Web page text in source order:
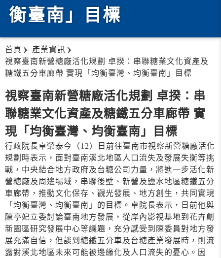
衡臺南」目標
首頁
產業資訊
視察臺南新營糖廠活化規劃 卓揆：串聯糖業文化資產及
糖鐵五分車廊帶 實現「均衡臺灣、均衡臺南」目標
視察臺南新營糖廠活化規劃 卓揆：串
聯糖業文化資產及糖鐵五分車廊帶 實
現「均衡臺灣、均衡臺南」目標
行政院長卓榮泰今（12）日前往臺南市視察新營糖廠活化
規劃時表示，面對臺南溪北地區人口流失及發展失衡等挑
戰，中央結合地方政府及台糖公司力量，將進一步活化新
營糖廠及周邊場域，串聯後壁、新營及鹽水地區糖鐵五分
車廊帶，推動文化保存、觀光發展、地方創生，共同實現
「均衡臺灣、均衡臺南」的目標。卓院長表示，日前他與
陳亭妃立委討論臺南地方發展，從岸內影視基地到花卉創
新園區研究發展中心等議題，充分感受到陳委員對地方發
展充滿自信，但談到糖鐵五分車及台糖產業發展時，則流
露對溪北地區未來可能被邊緣化及人口流失的憂心。因